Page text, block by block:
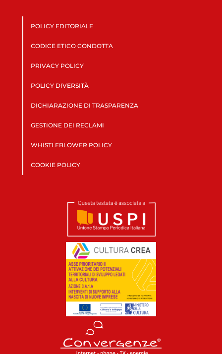
POLICY EDITORIALE
CODICE ETICO CONDOTTA
PRIVACY POLICY
POLICY DIVERSITÀ
DICHIARAZIONE DI TRASPARENZA
GESTIONE DEI RECLAMI
WHISTLEBLOWER POLICY
COOKIE POLICY